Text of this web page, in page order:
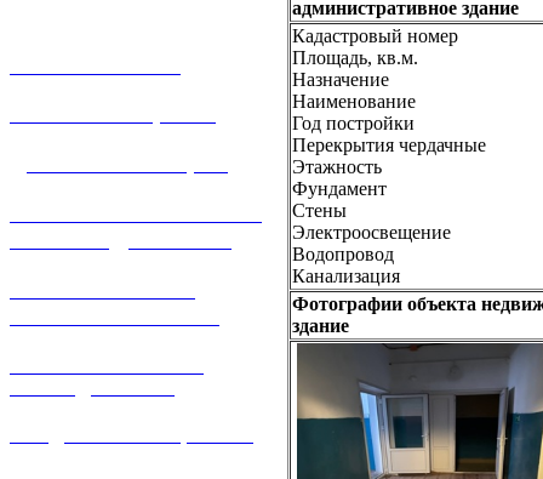
административное здание
Кадастровый номер
Площадь, кв.м.
Назначение
Наименование
Год постройки
Перекрытия чердачные
Этажность
Фундамент
Стены
Электроосвещение
Водопровод
Канализация
Фотографии объекта
здание